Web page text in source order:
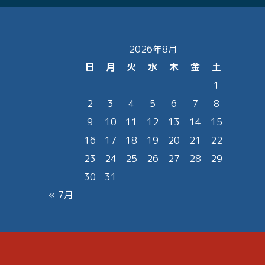
2026年8月
日
月 火 水 木 金
土
1
2
3 4 5 6 7
8
9
10 11 12 13 14
15
16
17 18 19 20 21
22
23
24 25 26 27 28
29
30
31
« 7月